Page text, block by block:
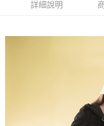
ATM／網路銀行／等多元方式進
１．透過由恩沛科技股份有限公
易，需依本服務之必要範圍內提
權轉讓予恩沛科技股份有限公司。
２．關於個人資料處理事宜，請瀏
https://aftee.tw/terms/#terms3
詳細說明